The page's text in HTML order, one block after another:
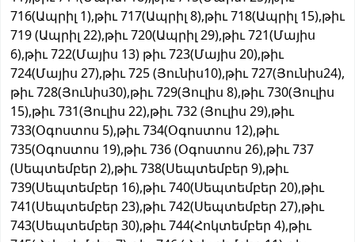
716(Ապրիլ 1),թիւ 717(Ապրիլ 8),թիւ 718(Ապրիլ 15),թիւ
719 (Ապրիլ 22),թիւ 720(Ապրիլ 29),թիւ 721(Մայիս
6),թիւ 722(Մայիս 13) թիւ 723(Մայիս 20),թիւ
724(Մայիս 27),թիւ 725 (Յունիս10),թիւ 727(Յունիս24),
թիւ 728(Յունիս30),թիւ 729(Յուլիս 8),թիւ 730(Յուլիս
15),թիւ 731(Յուլիս 22),թիւ 732 (Յուլիս 29),թիւ
733(Օգոստոս 5),թիւ 734(Օգոստոս 12),թիւ
735(Օգոստոս 19),թիւ 736 (Օգոստոս 26),թիւ 737
(Սեպտեմբեր 2),թիւ 738(Սեպտեմբեր 9),թիւ
739(Սեպտեմբեր 16),թիւ 740(Սեպտեմբեր 20),թիւ
741(Սեպտեմբեր 23),թիւ 742(Սեպտեմբեր 27),թիւ
743(Սեպտեմբեր 30),թիւ 744(Հոկտեմբեր 4),թիւ